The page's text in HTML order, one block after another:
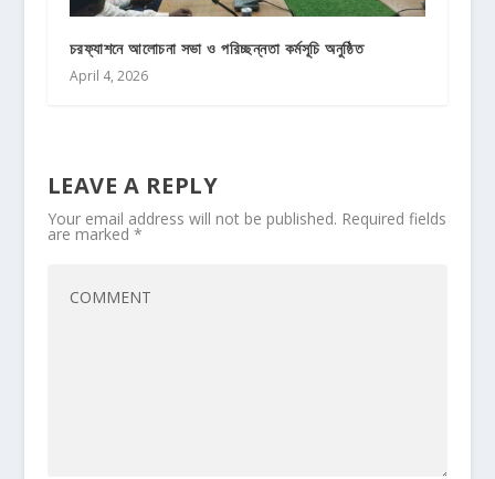
চরফ্যাশনে আলোচনা সভা ও পরিচ্ছন্নতা কর্মসূচি অনুষ্ঠিত
April 4, 2026
LEAVE A REPLY
Your email address will not be published. Required fields
are marked *